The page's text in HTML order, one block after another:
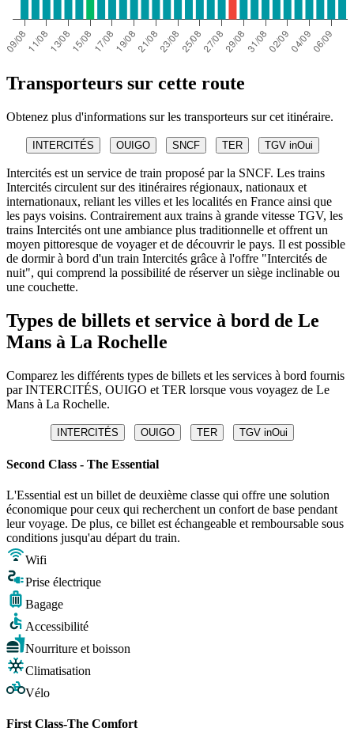
Transporteurs sur cette route
Obtenez plus d'informations sur les transporteurs sur cet itinéraire.
INTERCITÉS OUIGO SNCF TER TGV inOui
Intercités est un service de train proposé par la SNCF. Les trains
Intercités circulent sur des itinéraires régionaux, nationaux et
internationaux, reliant les villes et les localités en France ainsi que
les pays voisins. Contrairement aux trains à grande vitesse TGV, les
trains Intercités ont une ambiance plus traditionnelle et offrent un
moyen pittoresque de voyager et de découvrir le pays. Il est possible
de dormir à bord d'un train Intercités grâce à l'offre "Intercités de
nuit", qui comprend la possibilité de réserver un siège inclinable ou
une couchette.
Types de billets et service à bord de Le
Mans à La Rochelle
Comparez les différents types de billets et les services à bord fournis
par INTERCITÉS, OUIGO et TER lorsque vous voyagez de Le
Mans à La Rochelle.
INTERCITÉS OUIGO TER TGV inOui
Second Class - The Essential
L'Essential est un billet de deuxième classe qui offre une solution
économique pour ceux qui recherchent un confort de base pendant
leur voyage. De plus, ce billet est échangeable et remboursable sous
conditions jusqu'au départ du train.
Wifi
Prise électrique
Bagage
Accessibilité
Nourriture et boisson
Climatisation
Vélo
First Class-The Comfort